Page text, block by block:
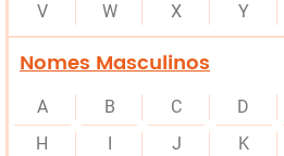
V
W X Y
Nomes Masculinos
A B C D
H
J K